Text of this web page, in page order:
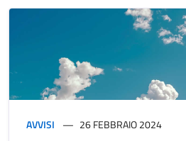
AVVISI 26 FEBBRAIO 2024